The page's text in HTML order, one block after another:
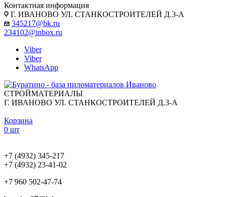
Контактная информация
Г. ИВАНОВО УЛ. СТАНКОСТРОИТЕЛЕЙ Д.3-А
345217@bk.ru
234102@inbox.ru
Viber
Viber
WhatsApp
СТРОЙМАТЕРИАЛЫ
Г. ИВАНОВО УЛ. СТАНКОСТРОИТЕЛЕЙ Д.3-А
Корзина
0 шт
+7 (4932) 345-217
+7 (4932) 23-41-02
+7 960 502-47-74